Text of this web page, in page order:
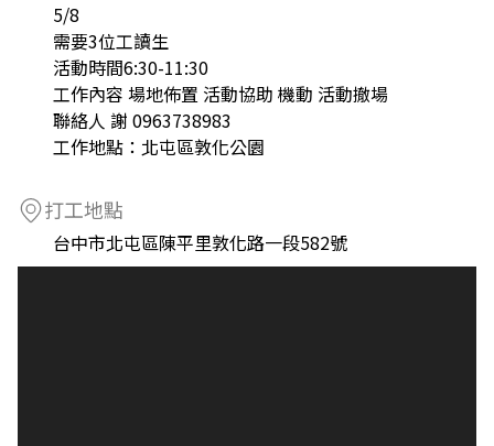
5/8
需要3位工讀生
活動時間6:30-11:30
工作內容 場地佈置 活動協助 機動 活動撤場
聯絡人 謝 0963738983
工作地點：北屯區敦化公園
打工地點
台中市北屯區陳平里敦化路一段582號